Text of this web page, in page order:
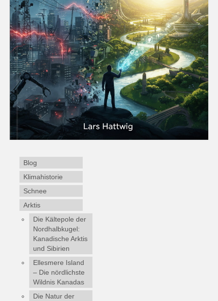
Blog
Klimahistorie
Schnee
Arktis
Die Kältepole der
Nordhalbkugel:
Kanadische Arktis
und Sibirien
Ellesmere Island
– Die nördlichste
Wildnis Kanadas
Die Natur der